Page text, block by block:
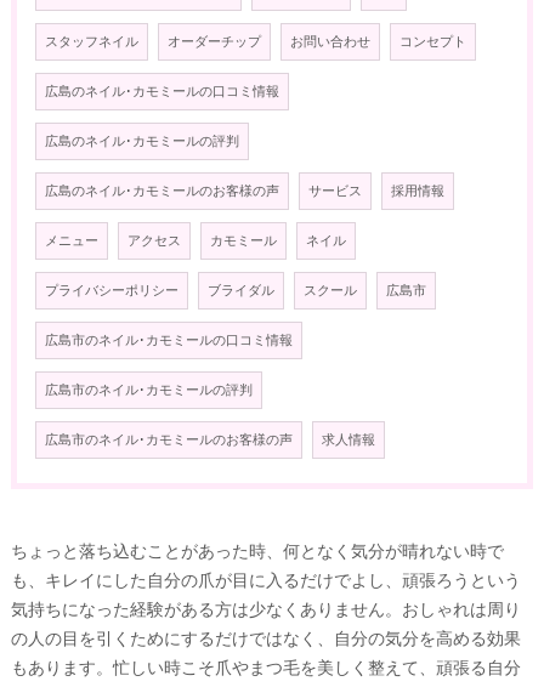
スタッフネイル オーダーチップ お問い合わせ コンセプト
広島のネイル･カモミールの口コミ情報
広島のネイル･カモミールの評判
広島のネイル･カモミールのお客様の声 サービス 採用情報
メニュー アクセス カモミール ネイル
プライバシーポリシー ブライダル スクール 広島市
広島市のネイル･カモミールの口コミ情報
広島市のネイル･カモミールの評判
広島市のネイル･カモミールのお客様の声 求人情報
ちょっと落ち込むことがあった時、何となく気分が晴れない時で
も、キレイにした自分の爪が目に入るだけでよし、頑張ろうという
気持ちになった経験がある方は少なくありません。おしゃれは周り
の人の目を引くためにするだけではなく、自分の気分を高める効果
もあります。忙しい時こそ爪やまつ毛を美しく整えて、頑張る自分